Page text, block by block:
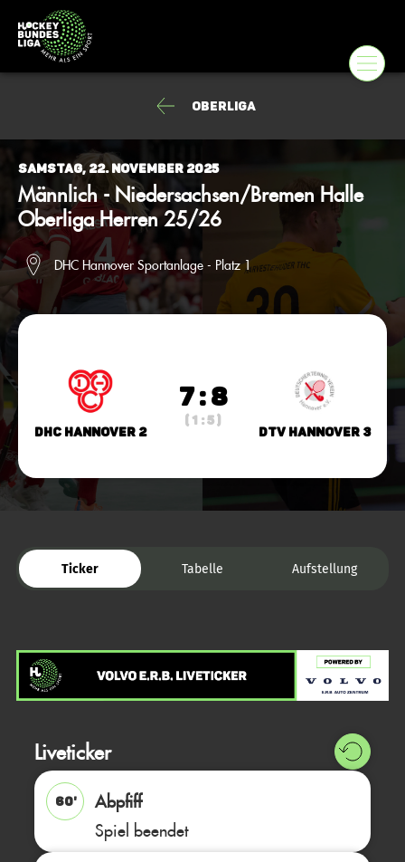
Oberliga
Samstag, 22. November 2025
Männlich - Niedersachsen/Bremen Halle
Oberliga Herren 25/26
DHC Hannover Sportanlage - Platz 1
DHC Hannover 2
7 : 8
( 1 : 5 )
DTV Hannover 3
Ticker Tabelle Aufstellung
Liveticker
60'
Abpfiff
Spiel beendet